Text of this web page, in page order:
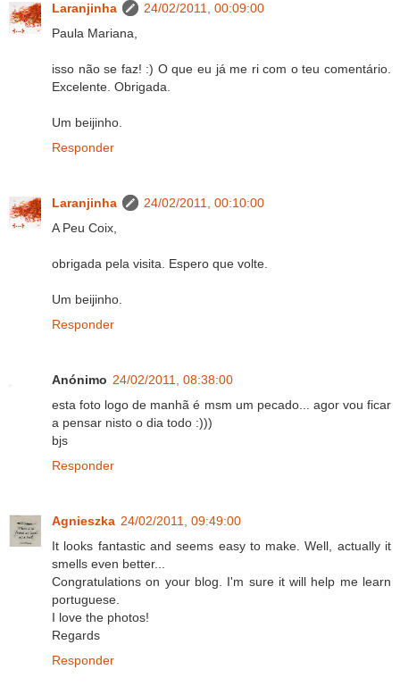
Laranjinha
24/02/2011, 00:09:00
Paula Mariana,
isso não se faz! :) O que eu já me ri com o teu comentário.
Excelente. Obrigada.
Um beijinho.
Responder
Laranjinha
24/02/2011, 00:10:00
A Peu Coix,
obrigada pela visita. Espero que volte.
Um beijinho.
Responder
Anónimo 24/02/2011, 08:38:00
esta foto logo de manhã é msm um pecado... agor vou ficar
a pensar nisto o dia todo :)))
bjs
Responder
Agnieszka 24/02/2011, 09:49:00
It looks fantastic and seems easy to make. Well, actually it
smells even better...
Congratulations on your blog. I'm sure it will help me learn
portuguese.
I love the photos!
Regards
Responder